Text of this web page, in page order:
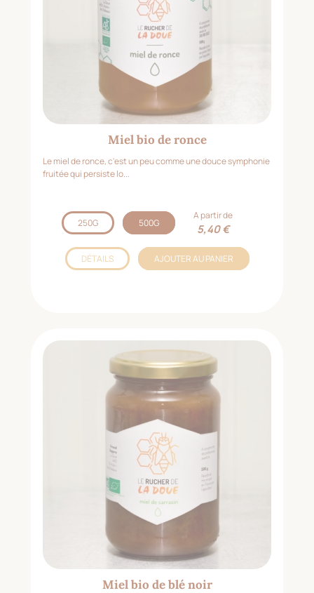
Miel bio de ronce
Le miel de ronce, c'est un peu comme une douce symphonie
fruitée qui persiste lo...
250G 500G
A partir de
5,40 €
DÉTAILS AJOUTER AU PANIER
Miel bio de blé noir